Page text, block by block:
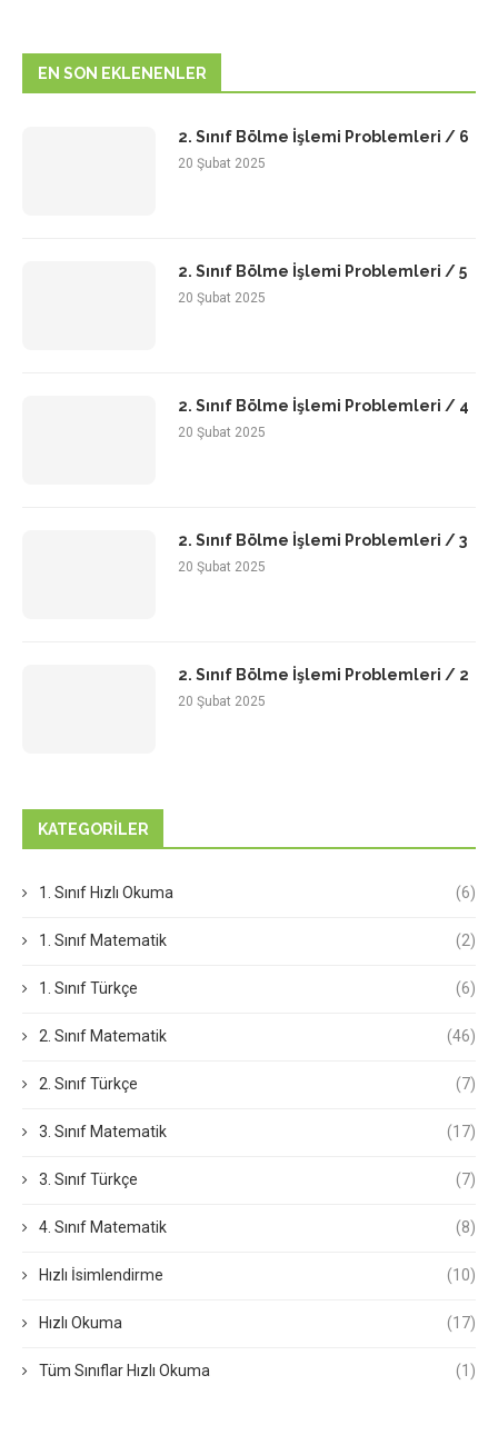
EN SON EKLENENLER
2. Sınıf Bölme İşlemi Problemleri / 6
20 Şubat 2025
2. Sınıf Bölme İşlemi Problemleri / 5
20 Şubat 2025
2. Sınıf Bölme İşlemi Problemleri / 4
20 Şubat 2025
2. Sınıf Bölme İşlemi Problemleri / 3
20 Şubat 2025
2. Sınıf Bölme İşlemi Problemleri / 2
20 Şubat 2025
KATEGORILER
1. Sınıf Hızlı Okuma (6)
1. Sınıf Matematik (2)
1. Sınıf Türkçe (6)
2. Sınıf Matematik (46)
2. Sınıf Türkçe (7)
3. Sınıf Matematik (17)
3. Sınıf Türkçe (7)
4. Sınıf Matematik (8)
Hızlı İsimlendirme (10)
Hızlı Okuma (17)
Tüm Sınıflar Hızlı Okuma (1)